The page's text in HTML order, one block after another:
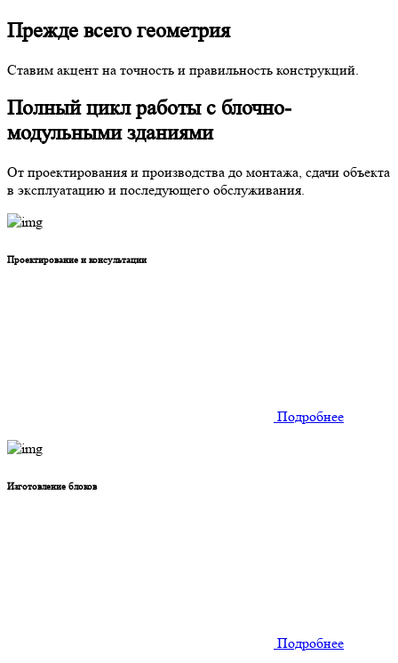
Прежде всего геометрия
Ставим акцент на точность и правильность конструкций.
Полный цикл работы с блочно-
модульными зданиями
От проектирования и производства до монтажа, сдачи объекта
в эксплуатацию и последующего обслуживания.
Проектирование и консультации
Подробнее
Изготовление блоков
Подробнее